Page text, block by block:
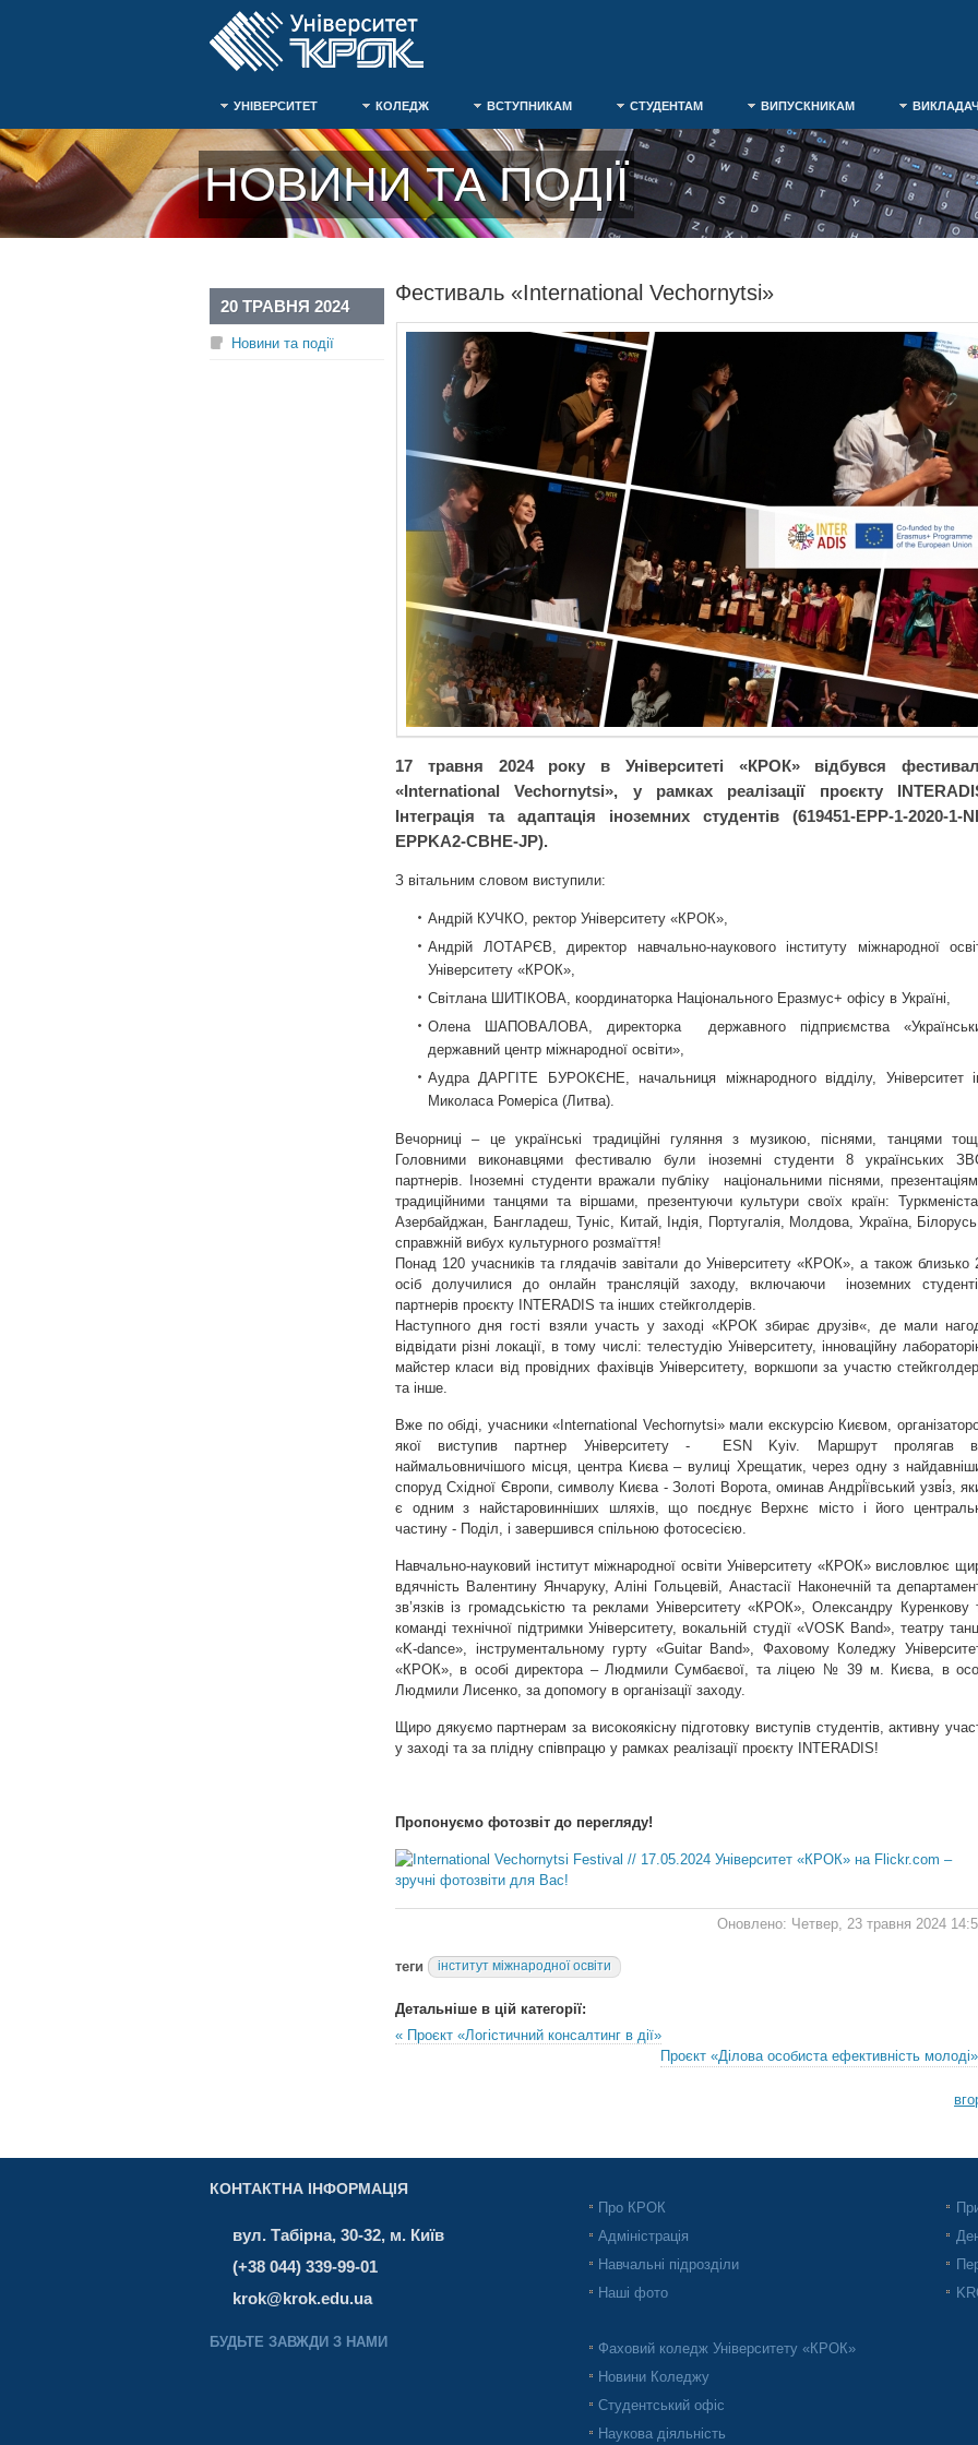
УНІВЕРСИТЕТ КОЛЕДЖ ВСТУПНИКАМ СТУДЕНТАМ ВИПУСКНИКАМ
НОВИНИ ТА ПОДІЇ
Фестиваль «International Vechornytsi»
20 ТРАВНЯ 2024
Новини та події
17 травня 2024 року в Університеті «КРОК» відбувся
«International Vechornytsi», у рамках реалізації проєкту
Інтеграція та адаптація іноземних студентів (619451-EPP-1-2020-1-
EPPKA2-CBHE-JP).
З вітальним словом виступили:
Андрій КУЧКО, ректор Університету «КРОК»,
Андрій ЛОТАРЄВ, директор навчально-наукового інституту міжнародної
Університету «КРОК»,
Світлана ШИТІКОВА, координаторка Національного Еразмус+ офісу в Україні,
Олена ШАПОВАЛОВА, директорка державного підприємства
державний центр міжнародної освіти»,
Аудра ДАРГІТЕ БУРОКЄНЕ, начальниця міжнародного відділу, Університет
Миколаса Ромеріса (Литва).
Вечорниці – це українські традиційні гуляння з музикою, піснями, танцями
Головними виконавцями фестивалю були іноземні студенти 8 українських
партнерів. Іноземні студенти вражали публіку національними піснями,
традиційними танцями та віршами, презентуючи культури своїх країн:
Азербайджан, Бангладеш, Туніс, Китай, Індія, Португалія, Молдова, Україна,
справжній вибух культурного розмаїття!
Понад 120 учасників та глядачів завітали до Університету «КРОК», а також близько
осіб долучилися до онлайн трансляцій заходу, включаючи іноземних
партнерів проєкту INTERADIS та інших стейкголдерів.
Наступного дня гості взяли участь у заході «КРОК збирає друзів«, де мали
відвідати різні локації, в тому числі: телестудію Університету, інноваційну
майстер класи від провідних фахівців Університету, воркшопи за участю
та інше.
Вже по обіді, учасники «International Vechornytsi» мали екскурсію Києвом,
якої виступив партнер Університету - ESN Kyiv. Маршрут пролягав
наймальовничішого місця, центра Києва – вулиці Хрещатик, через одну з
споруд Східної Європи, символу Києва - Золоті Ворота, оминав Андрі́ївський узві́з,
є одним з найстаровинніших шляхів, що поєднує Верхнє місто і його
частину - Поділ, і завершився спільною фотосесією.
Навчально-науковий інститут міжнародної освіти Університету «КРОК» висловлює
вдячність Валентину Янчаруку, Аліні Гольцевій, Анастасії Наконечній та
зв’язків із громадськістю та реклами Університету «КРОК», Олександру Куренкову
команді технічної підтримки Університету, вокальній студії «VOSK Band», театру
«K-dance», інструментальному гурту «Guitar Band», Фаховому Коледжу
«КРОК», в особі директора – Людмили Сумбаєвої, та ліцею № 39 м. Києва, в
Людмили Лисенко, за допомогу в організації заходу.
Щиро дякуємо партнерам за високоякісну підготовку виступів студентів, активну
у заході та за плідну співпрацю у рамках реалізації проєкту INTERADIS!
Пропонуємо фотозвіт до перегляду!
Університет «КРОК» на Flickr.com –
зручні фотозвіти для Вас!
Оновлено: Четвер, 23 травня 2024
теги інститут міжнародної освіти
Детальніше в цій категорії:
« Проєкт «Логістичний консалтинг в дії»
Проєкт «Ділова особиста ефективність
КОНТАКТНА ІНФОРМАЦІЯ
вул. Табірна, 30-32, м. Київ
(+38 044) 339-99-01
krok@krok.edu.ua
БУДЬТЕ ЗАВЖДИ З НАМИ
Про КРОК
Адміністрація
Навчальні підрозділи
Наші фото
Фаховий коледж Університету «КРОК»
Новини Коледжу
Студентський офіс
Наукова діяльність